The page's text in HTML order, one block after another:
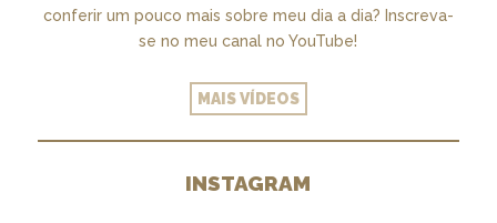
conferir um pouco mais sobre meu dia a dia? Inscreva-
se no meu canal no YouTube!
MAIS VÍDEOS
INSTAGRAM